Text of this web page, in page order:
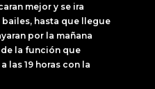
mejor y se ira
hasta que llegue
por la mañana
la función que
las 19 horas con la